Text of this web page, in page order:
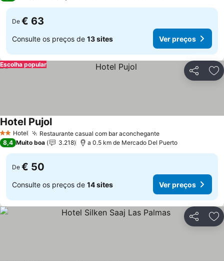
De € 63
Consulte os preços de 13 sites Ver preços
Partilhar
Escolha popular
2 Estrelas
Hotel Restaurante casual com bar aconchegante
Hotel Pujol
8,4 Muito boa 3.218 a 0.5 km de Mercado Del Puerto
De € 50
Consulte os preços de 14 sites Ver preços
Partilhar